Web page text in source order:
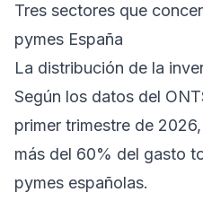
Tres sectores que
pymes España
La distribución de la
Según los datos del
primer trimestre de
más del 60% del gasto
pymes españolas.